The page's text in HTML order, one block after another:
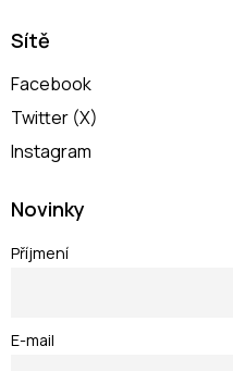
Sítě
Facebook
Twitter (X)
Instagram
Novinky
Příjmení
E-mail